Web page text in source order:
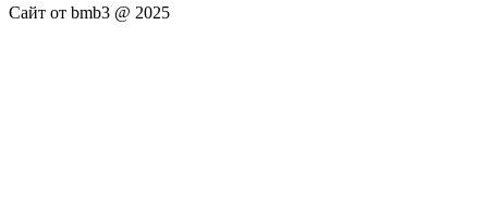
Сайт от bmb3 @ 2025